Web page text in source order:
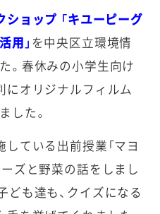
ショップ 「キユーピーグ
用」 を中央区立環境情
。春休みの小学生向け
にオリジナルフィルム
した。
している出前授業「マヨ
ーズと野菜の話をしまし
ども達も、クイズになる